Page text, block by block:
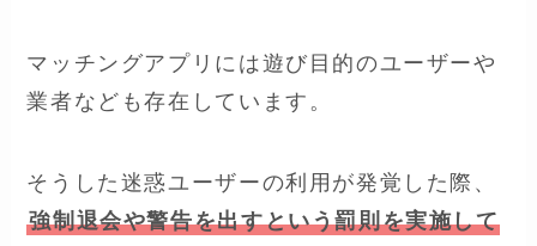
マッチングアプリには遊び目的のユーザーや
業者なども存在しています。
そうした迷惑ユーザーの利用が発覚した際、
強制退会や警告を出すという罰則を実施して